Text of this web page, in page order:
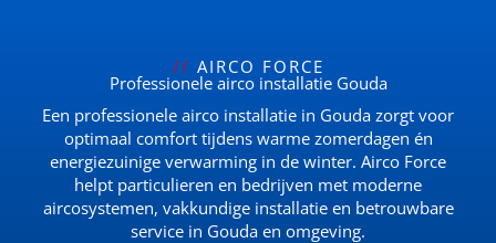
// AIRCO FORCE
Professionele airco installatie Gouda
Een professionele airco installatie in Gouda zorgt voor
optimaal comfort tijdens warme zomerdagen én
energiezuinige verwarming in de winter. Airco Force
helpt particulieren en bedrijven met moderne
aircosystemen, vakkundige installatie en betrouwbare
service in Gouda en omgeving.